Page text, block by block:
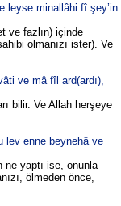
leyse minallâhi fî şey’in
ve fazlın) içinde
olmanızı ister). Ve
ve mâ fîl ard(ardı),
bilir. Ve Allah herşeye
lev enne beynehâ ve
ne yaptı ise, onunla
ölmeden önce,